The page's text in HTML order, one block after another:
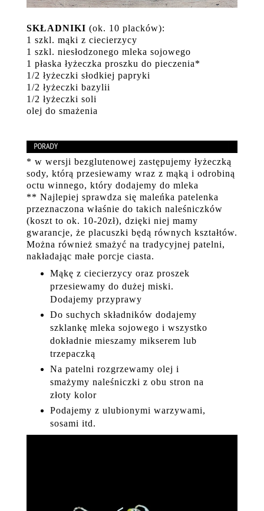
SKŁADNIKI (ok. 10 placków):
1 szkl. mąki z ciecierzycy
1 szkl. niesłodzonego mleka sojowego
1 płaska łyżeczka proszku do pieczenia*
1/2 łyżeczki słodkiej papryki
1/2 łyżeczki bazylii
1/2 łyżeczki soli
olej do smażenia
* w wersji bezglutenowej zastępujemy łyżeczką
sody, którą przesiewamy wraz z mąką i odrobiną
octu winnego, który dodajemy do mleka
** Najlepiej sprawdza się maleńka patelenka
przeznaczona właśnie do takich naleśniczków
(koszt to ok. 10-20zł), dzięki niej mamy
gwarancje, że placuszki będą równych kształtów.
Można również smażyć na tradycyjnej patelni,
nakładając małe porcje ciasta.
Mąkę z ciecierzycy oraz proszek
przesiewamy do dużej miski.
Dodajemy przyprawy
Do suchych składników dodajemy
szklankę mleka sojowego i wszystko
dokładnie mieszamy mikserem lub
trzepaczką
Na patelni rozgrzewamy olej i
smażymy naleśniczki z obu stron na
złoty kolor
Podajemy z ulubionymi warzywami,
sosami itd.